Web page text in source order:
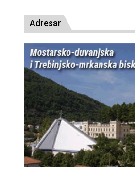
Adresar